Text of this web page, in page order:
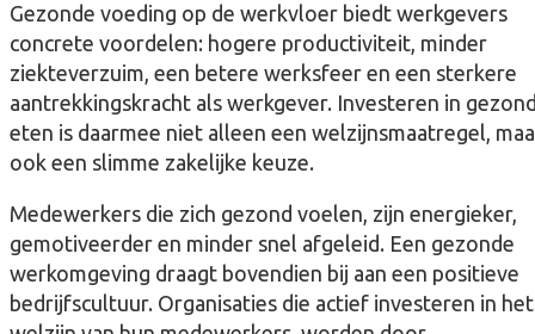
Gezonde voeding op de werkvloer biedt werkgevers
concrete voordelen: hogere productiviteit, minder
ziekteverzuim, een betere werksfeer en een sterkere
aantrekkingskracht als werkgever. Investeren in
eten is daarmee niet alleen een welzijnsmaatregel,
ook een slimme zakelijke keuze.
Medewerkers die zich gezond voelen, zijn energieker,
gemotiveerder en minder snel afgeleid. Een gezonde
werkomgeving draagt bovendien bij aan een positieve
bedrijfscultuur. Organisaties die actief investeren in het